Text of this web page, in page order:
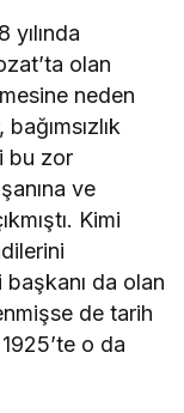
olan
neden
bu zor
ve
Kimi
başkanı da olan
de tarih
o da